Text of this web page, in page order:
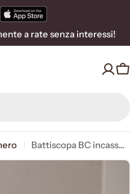
a rate senza interessi!
Battiscopa BC incasso LED in POLIMERI FeelingWood-HD 100x19mm - BIANCO (prezzo al metro)